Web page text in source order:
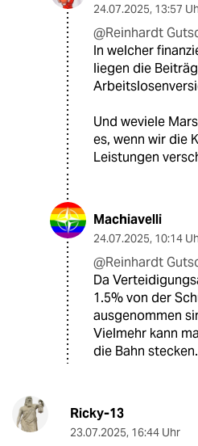
24.07.2025, 13:57
@Reinhardt
In welcher
liegen die
Und weviele
es, wenn wir die
Leistungen
Machiavelli
24.07.2025, 10:14
@Reinhardt
Da
1.5% von der
ausgenommen
Vielmehr kann
die Bahn stecken.
Ricky-13
23.07.2025, 16:44 Uhr